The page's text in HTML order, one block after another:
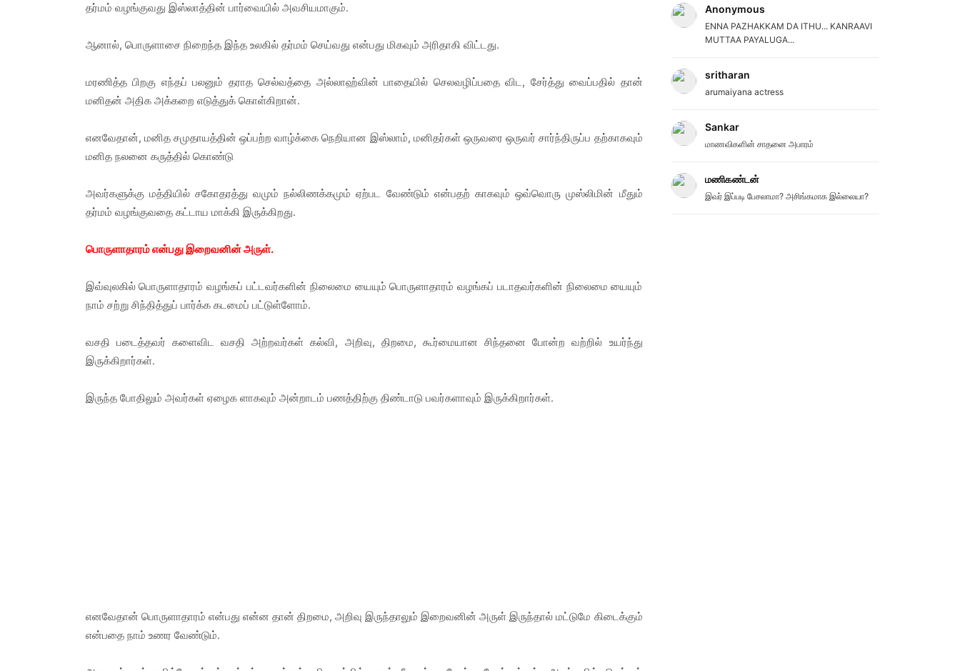
தர்மம் வழங்குவது இஸ்லாத்தின் பார்வையில் அவசியமாகும்.
ஆனால், பொருளாசை நிறைந்த இந்த உலகில் தர்மம் செய்வது என்பது மிகவும் அரிதாகி விட்டது.
மரணித்த பிறகு எந்தப் பலனும் தராத செல்வத்தை அல்லாஹ்வின் பாதையில் செலவழிப்பதை விட, சேர்த்து வைப்பதில் தான்
மனிதன் அதிக அக்கறை எடுத்துக் கொள்கிறான்.
எனவேதான், மனித சமுதாயத்தின் ஒப்பற்ற வாழ்க்கை நெறியான இஸ்லாம், மனிதர்கள் ஒருவரை ஒருவர் சார்ந்திருப்ப தற்காகவும்
மனித நலனை கருத்தில் கொண்டு
அவர்களுக்கு மத்தியில் சகோதரத்து வமும் நல்லிணக்கமும் ஏற்பட வேண்டும் என்பதற் காகவும் ஒவ்வொரு முஸ்லிமின் மீதும்
தர்மம் வழங்குவதை கட்டாய மாக்கி இருக்கிறது.
பொருளாதாரம் என்பது இறைவனின் அருள்.
இவ்வுலகில் பொருளாதாரம் வழங்கப் பட்டவர்களின் நிலைமை யையும் பொருளாதாரம் வழங்கப் படாதவர்களின் நிலைமை யையும்
நாம் சற்று சிந்தித்துப் பார்க்க கடமைப் பட்டுள்ளோம்.
வசதி படைத்தவர் களைவிட வசதி அற்றவர்கள் கல்வி, அறிவு, திறமை, கூர்மையான சிந்தனை போன்ற வற்றில் உயர்ந்து
இருக்கிறார்கள்.
இருந்த போதிலும் அவர்கள் ஏழைக ளாகவும் அன்றாட‌ம் பணத்திற்கு திண்டாடு பவர்களாவும் இருக்கிறார்கள்.
எனவேதான் பொருளாதாரம் என்பது என்ன தான் திறமை, அறிவு இருந்தாலும் இறைவனின் அருள் இருந்தால் மட்டுமே கிடைக்கும்
என்பதை நாம் உணர வேண்டும்.
Anonymous
ENNA PAZHAKKAM DA ITHU... KANRAAVI
MUTTAA PAYALUGA...
sritharan
arumaiyana actress
Sankar
மாணவிகளின் சாதனை அபாரம்
மணிகண்டன்
இவர் இப்படி பேசலாமா? அசிங்கமாக இல்லையா?